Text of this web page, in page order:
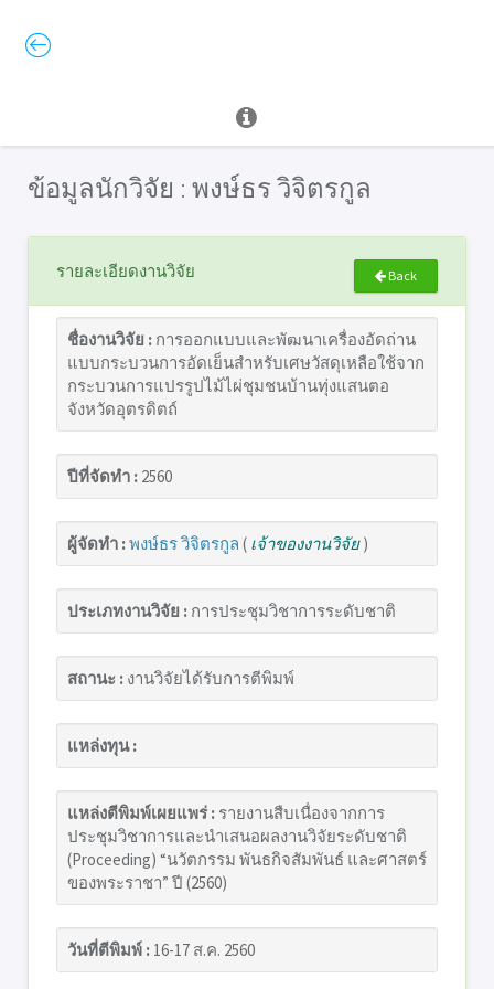
ข้อมูลนักวิจัย : พงษ์ธร วิจิตรกูล
รายละเอียดงานวิจัย Back
ชื่องานวิจัย : การออกแบบและพัฒนาเครื่องอัดถ่าน
แบบกระบวนการอัดเย็นสำหรับเศษวัสดุเหลือใช้จาก
กระบวนการแปรรูปไม้ไผ่ชุมชนบ้านทุ่งแสนตอ
จังหวัดอุตรดิตถ์
ปีที่จัดทำ : 2560
ผู้จัดทำ :พงษ์ธร วิจิตรกูล ( เจ้าของงานวิจัย)
ประเภทงานวิจัย : การประชุมวิชาการระดับชาติ
สถานะ : งานวิจัยได้รับการตีพิมพ์
แหล่งทุน :
แหล่งตีพิมพ์เผยแพร่ : รายงานสืบเนื่องจากการ
ประชุมวิชาการและนำเสนอผลงานวิจัยระดับชาติ
(Proceeding) “นวัตกรรม พันธกิจสัมพันธ์ และศาสตร์
ของพระราชา” ปี (2560)
วันที่ตีพิมพ์ : 16-17 ส.ค. 2560